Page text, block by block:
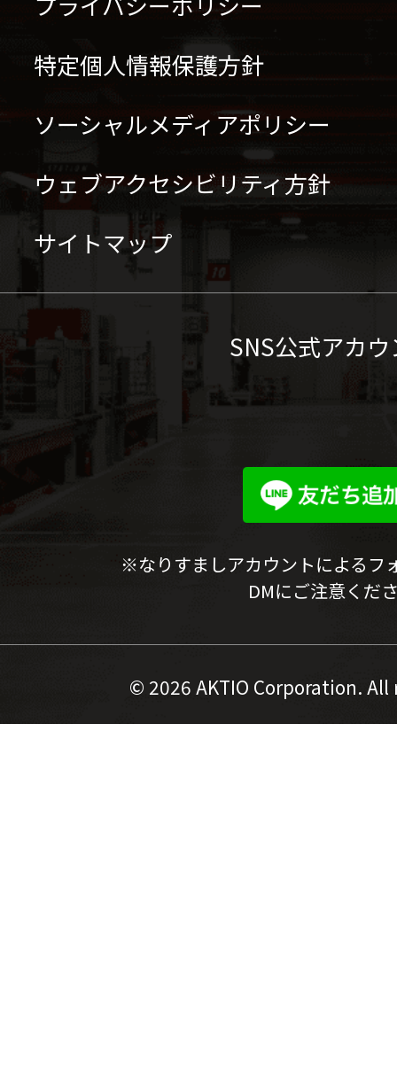
特定個人情報保護方針
ソーシャルメディアポリシー
ウェブアクセシビリティ方針
サイトマップ
SNS公式アカ
※なりすましアカウントによるフ
DMにご注意くだ
© 2026 AKTIO Corporation.